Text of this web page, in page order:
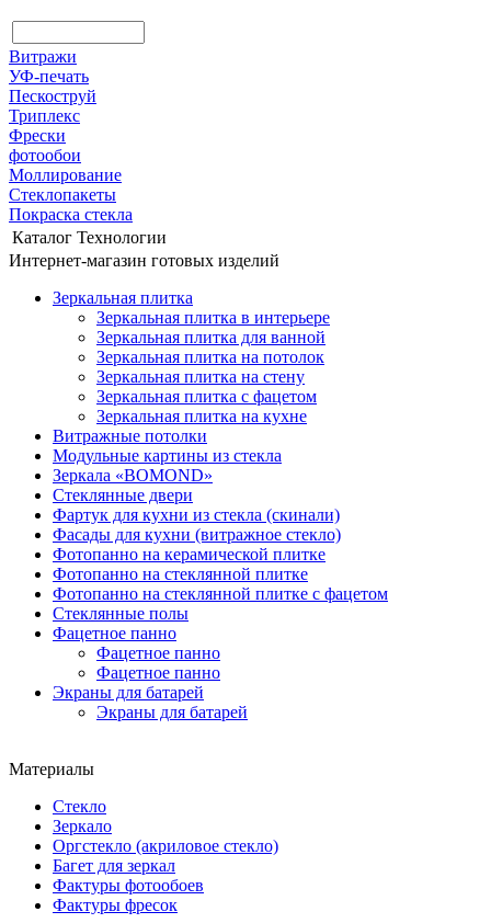
Витражи
УФ-печать
Пескоструй
Триплекс
Фрески
фотообои
Моллирование
Стеклопакеты
Покраска стекла
Каталог Технологии
Интернет-магазин готовых изделий
Зеркальная плитка
Зеркальная плитка в интерьере
Зеркальная плитка для ванной
Зеркальная плитка на потолок
Зеркальная плитка на стену
Зеркальная плитка с фацетом
Зеркальная плитка на кухне
Витражные потолки
Модульные картины из стекла
Зеркала «BOMOND»
Стеклянные двери
Фартук для кухни из стекла (скинали)
Фасады для кухни (витражное стекло)
Фотопанно на керамической плитке
Фотопанно на стеклянной плитке
Фотопанно на стеклянной плитке с фацетом
Стеклянные полы
Фацетное панно
Фацетное панно
Фацетное панно
Экраны для батарей
Экраны для батарей
Материалы
Стекло
Зеркало
Оргстекло (акриловое стекло)
Багет для зеркал
Фактуры фотообоев
Фактуры фресок